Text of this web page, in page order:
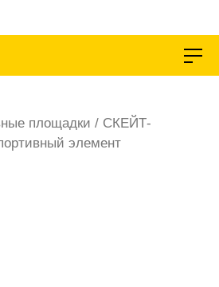
площадки / СКЕЙТ-
элемент